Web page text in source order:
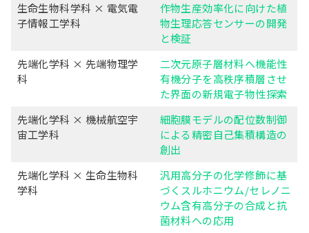
生命生物科学科 × 電気電
子情報工学科
作物生産効率化に向けた植
物生理応答センサーの開発
と検証
先端化学科 × 先端物理学
科
二次元原子層材料へ機能性
有機分子を高秩序積層させ
た界面の新規電子物性探索
先端化学科 × 機械航空宇
宙工学科
細胞膜モデルの配位数制御
による精密自己集積構造の
創出
先端化学科 × 生命生物科
学科
汎用高分子の化学修飾に基
づくスルホニウム/セレノニ
ウム含有高分子の合成と抗
菌材料への応用